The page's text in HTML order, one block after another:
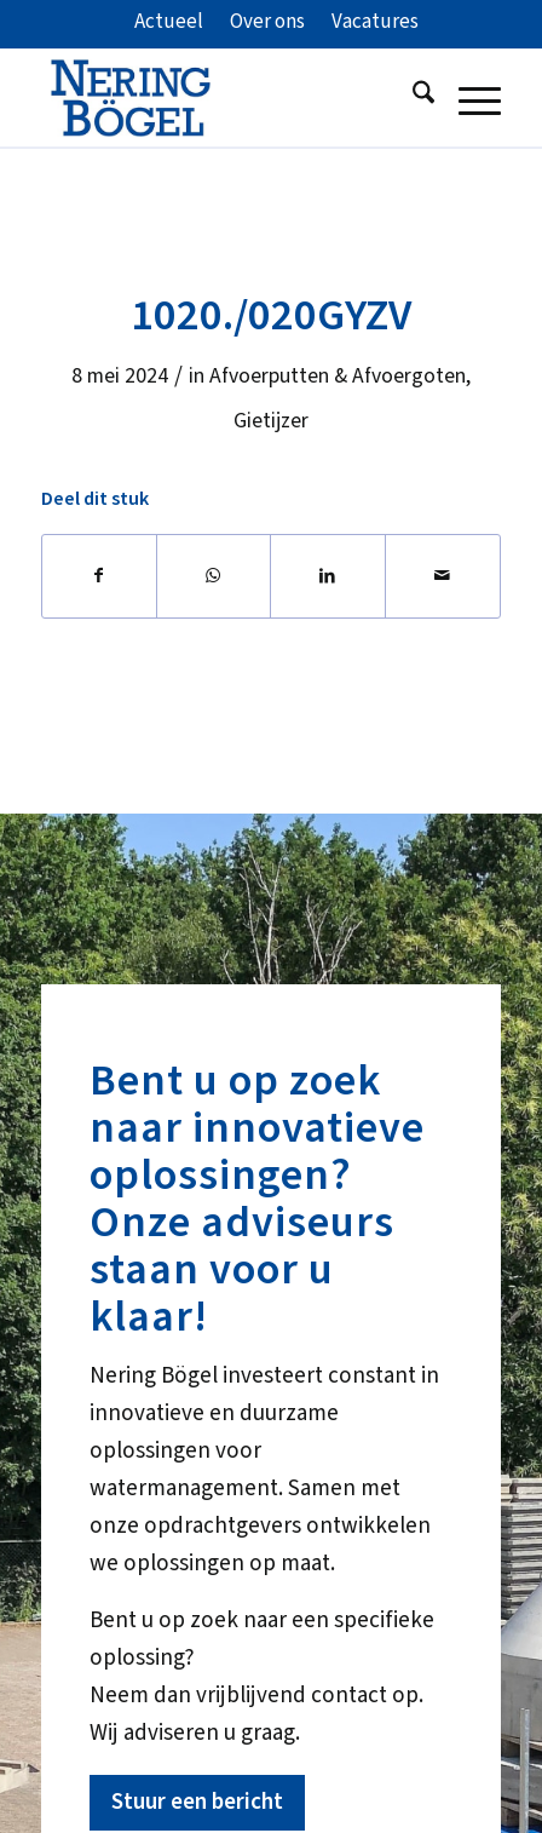
Actueel Over ons Vacatures
1020./020GYZV
8 mei 2024 / in Afvoerputten & Afvoergoten,
Gietijzer
Deel dit stuk
Bent u op zoek
naar innovatieve
oplossingen?
Onze adviseurs
staan voor u
klaar!
Nering Bögel investeert constant in
innovatieve en duurzame
oplossingen voor
watermanagement. Samen met
onze opdrachtgevers ontwikkelen
we oplossingen op maat.
Bent u op zoek naar een specifieke
oplossing?
Neem dan vrijblijvend contact op.
Wij adviseren u graag.
Stuur een bericht